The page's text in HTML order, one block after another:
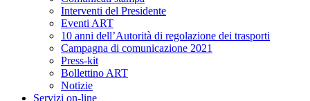
Interventi del Presidente
Eventi ART
10 anni dell’Autorità di regolazione dei trasporti
Campagna di comunicazione 2021
Press-kit
Bollettino ART
Notizie
Servizi on-line